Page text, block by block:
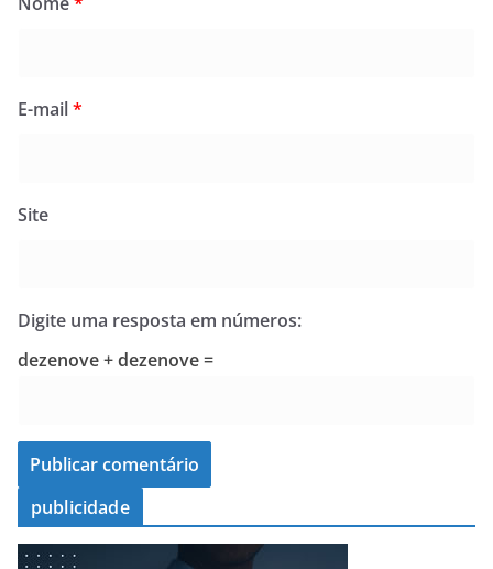
E-mail*
Site
Digite uma resposta em números:
dezenove + dezenove =
publicidade